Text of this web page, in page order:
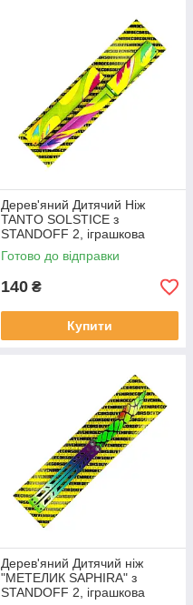
Дерев'яний Дитячий Ніж
TANTO SOLSTICE з
STANDOFF 2, іграшкова
зброя
Готово до відправки
140 ₴
Купити
Дерев'яний Дитячий ніж
"МЕТЕЛИК SAPHIRA" з
STANDOFF 2, іграшкова